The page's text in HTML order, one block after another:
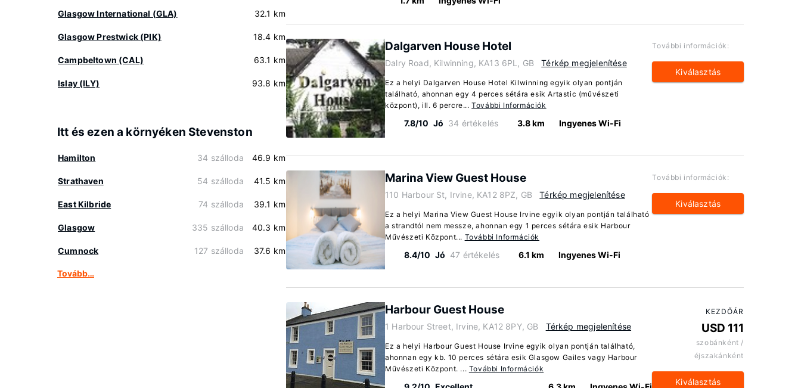
Glasgow International (GLA) 32.1 km
Glasgow Prestwick (PIK) 18.4 km
Campbeltown (CAL) 63.1 km
Islay (ILY) 93.8 km
Itt és ezen a környéken Stevenston
Hamilton 34 szálloda 46.9 km
Strathaven 54 szálloda 41.5 km
East Kilbride 74 szálloda 39.1 km
Glasgow 335 szálloda 40.3 km
Cumnock 127 szálloda 37.6 km
Tovább…
Dalgarven House Hotel
Dalry Road, Kilwinning, KA13 6PL, GB Térkép megjelenítése
Ez a helyi Dalgarven House Hotel Kilwinning egyik olyan pontján
található, ahonnan egy 4 perces sétára esik Artastic (művészeti
központ), ill. 6 percre...További Információk
7.8/10 Jó 34 értékelés 3.8 km Ingyenes Wi-Fi
További információk:
Kiválasztás
Marina View Guest House
110 Harbour St, Irvine, KA12 8PZ, GB Térkép megjelenítése
Ez a helyi Marina View Guest House Irvine egyik olyan pontján található
a strandtól nem messze, ahonnan egy 1 perces sétára esik Harbour
Művészeti Központ... További Információk
8.4/10 Jó 47 értékelés 6.1 km Ingyenes Wi-Fi
További információk:
Kiválasztás
Harbour Guest House
1 Harbour Street, Irvine, KA12 8PY, GB Térkép megjelenítése
Ez a helyi Harbour Guest House Irvine egyik olyan pontján található,
ahonnan egy kb. 10 perces sétára esik Glasgow Gailes vagy Harbour
Művészeti Központ. ... További Információk
KEZDŐÁR
USD 111
szobánként /
éjszakánként
Kiválasztás